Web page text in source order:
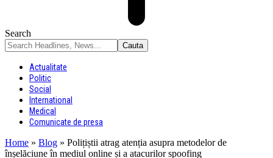
Search
Actualitate
Politic
Social
International
Medical
Comunicate de presa
Home » Blog » Polițiștii atrag atenția asupra metodelor de
înșelăciune în mediul online și a atacurilor spoofing